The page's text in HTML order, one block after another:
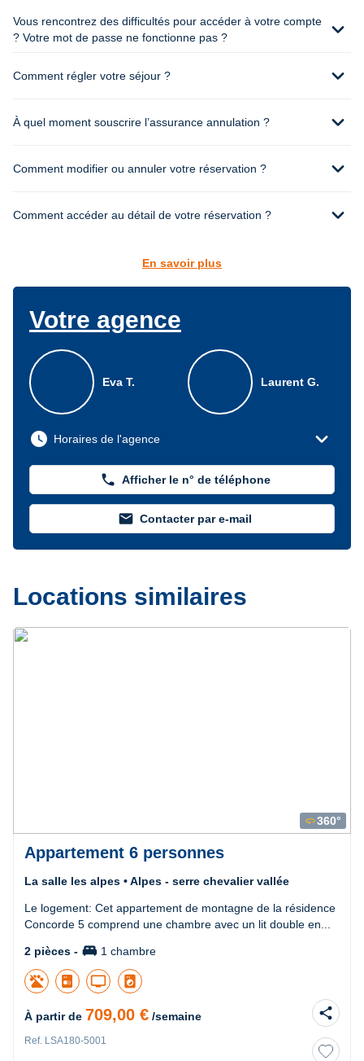
Vous rencontrez des difficultés pour accéder à votre compte
? Votre mot de passe ne fonctionne pas ?
expand_more
Comment régler votre séjour ? expand_more
À quel moment souscrire l’assurance annulation ? expand_more
Comment modifier ou annuler votre réservation ? expand_more
Comment accéder au détail de votre réservation ? expand_more
En savoir plus
Votre agence
Eva T. Laurent G.
watch_later Horaires de l'agence expand_more
phone Afficher le n° de téléphone
mail Contacter par e-mail
Locations similaires
Précédent
360360°
Appartement 6 personnes
La salle les alpes • Alpes - serre chevalier vallée
Le logement: Cet appartement de montagne de la résidence
Concorde 5 comprend une chambre avec un lit double en...
2 pièces - king_bed 1 chambre
tv local_laundry_service
À partir de 709,00 € /semaine
Ref. LSA180-5001
share
Suivant